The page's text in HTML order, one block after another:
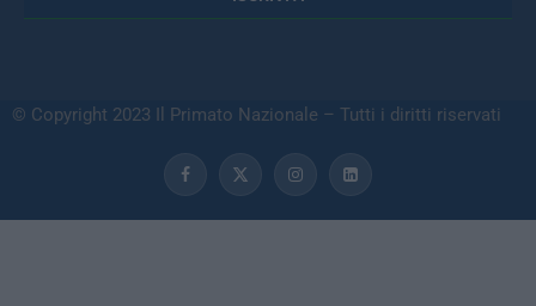
© Copyright 2023 Il Primato Nazionale – Tutti i diritti riservati